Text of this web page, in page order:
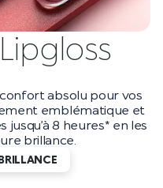
absolu pour vos
emblématique et
8 heures* en les
brillance.